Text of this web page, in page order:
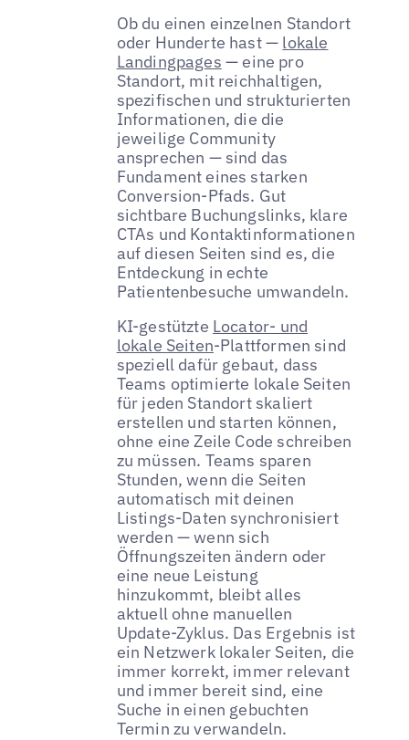
Ob du einen einzelnen Standort
oder Hunderte hast — lokale
Landingpages — eine pro
Standort, mit reichhaltigen,
spezifischen und strukturierten
Informationen, die die
jeweilige Community
ansprechen — sind das
Fundament eines starken
Conversion-Pfads. Gut
sichtbare Buchungslinks, klare
CTAs und Kontaktinformationen
auf diesen Seiten sind es, die
Entdeckung in echte
Patientenbesuche umwandeln.
KI-gestützte Locator- und
lokale Seiten-Plattformen sind
speziell dafür gebaut, dass
Teams optimierte lokale Seiten
für jeden Standort skaliert
erstellen und starten können,
ohne eine Zeile Code schreiben
zu müssen. Teams sparen
Stunden, wenn die Seiten
automatisch mit deinen
Listings-Daten synchronisiert
werden — wenn sich
Öffnungszeiten ändern oder
eine neue Leistung
hinzukommt, bleibt alles
aktuell ohne manuellen
Update-Zyklus. Das Ergebnis ist
ein Netzwerk lokaler Seiten, die
immer korrekt, immer relevant
und immer bereit sind, eine
Suche in einen gebuchten
Termin zu verwandeln.